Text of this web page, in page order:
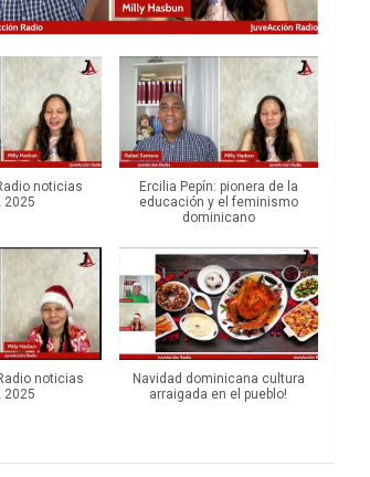
noticias
2025
Ercilia Pepín: pionera de la
educación y el feminismo
dominicano
noticias
2025
Navidad dominicana cultura
arraigada en el pueblo!